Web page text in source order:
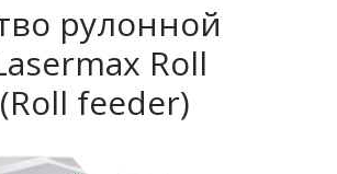
рулонной
Roll
feeder)